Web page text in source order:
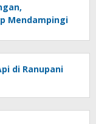
Mendampingi
di Ranupani